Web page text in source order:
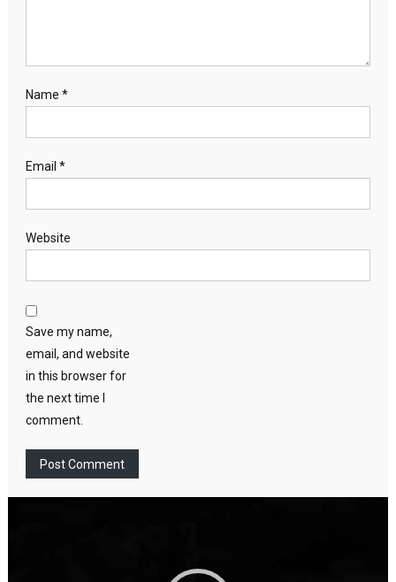
Name *
Email *
Website
Save my name,
email, and website
in this browser for
the next time I
comment.